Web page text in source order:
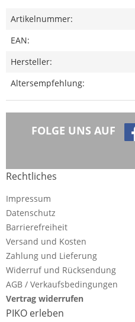
Artikelnummer:
EAN:
Hersteller:
Altersempfehlung:
FOLGE UNS AUF
Rechtliches
Impressum
Datenschutz
Barrierefreiheit
Versand und Kosten
Zahlung und Lieferung
Widerruf und Rücksendung
AGB / Verkaufsbedingungen
Vertrag widerrufen
PIKO erleben